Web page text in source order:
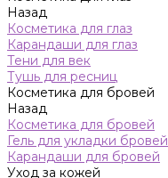
Назад
Косметика для глаз
Карандаши для глаз
Тени для век
Тушь для ресниц
Косметика для бровей
Назад
Косметика для бровей
Гель для укладки бровей
Карандаши для бровей
Уход за кожей